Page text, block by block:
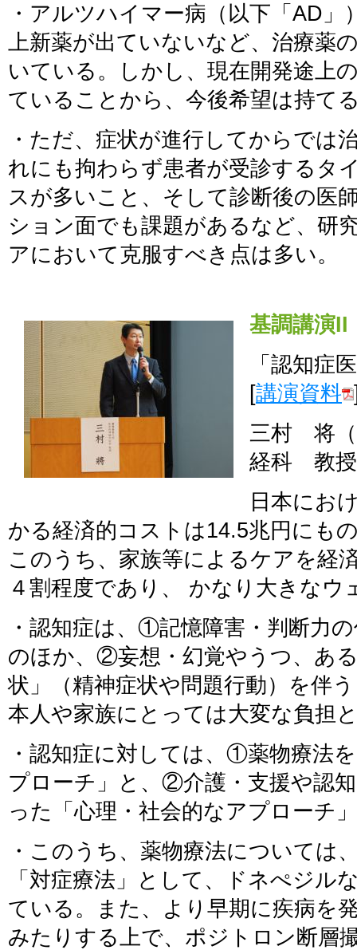
・アルツハイマー病（以下「AD
上新薬が出ていないなど、治療薬
いている。しかし、現在開発途上
ていることから、今後希望は持て
・ただ、症状が進行してからでは
れにも拘わらず患者が受診するタ
スが多いこと、そして診断後の医
ション面でも課題があるなど、研
アにおいて克服すべき点は多い。
基調講演II
「認知症
[講演資料
三村 将（
経科 教
日本にお
かる経済的コストは14.5兆円にも
このうち、家族等によるケアを経
４割程度であり、 かなり大きなウ
・認知症は、①記憶障害・判断力
のほか、②妄想・幻覚やうつ、あ
状」（精神症状や問題行動）を伴
本人や家族にとっては大変な負担
・認知症に対しては、①薬物療法
プローチ」と、②介護・支援や認
った「心理・社会的なアプローチ
・このうち、薬物療法については
「対症療法」として、ドネぺジル
ている。また、より早期に疾病を
みたりする上で、ポジトロン断層